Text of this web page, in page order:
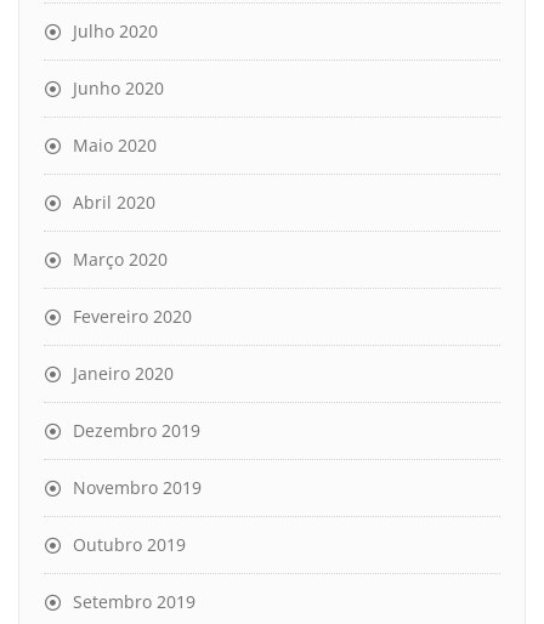
Julho 2020
Junho 2020
Maio 2020
Abril 2020
Março 2020
Fevereiro 2020
Janeiro 2020
Dezembro 2019
Novembro 2019
Outubro 2019
Setembro 2019